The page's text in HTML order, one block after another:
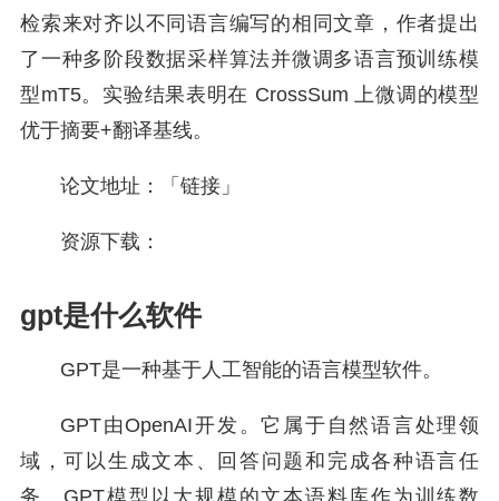
检索来对齐以不同语言编写的相同文章，作者提出
了一种多阶段数据采样算法并微调多语言预训练模
型mT5。实验结果表明在 CrossSum 上微调的模型
优于摘要+翻译基线。
论文地址：「链接」
资源下载：
gpt是什么软件
GPT是一种基于人工智能的语言模型软件。
GPT由OpenAI开发。它属于自然语言处理领
域，可以生成文本、回答问题和完成各种语言任
务。GPT模型以大规模的文本语料库作为训练数